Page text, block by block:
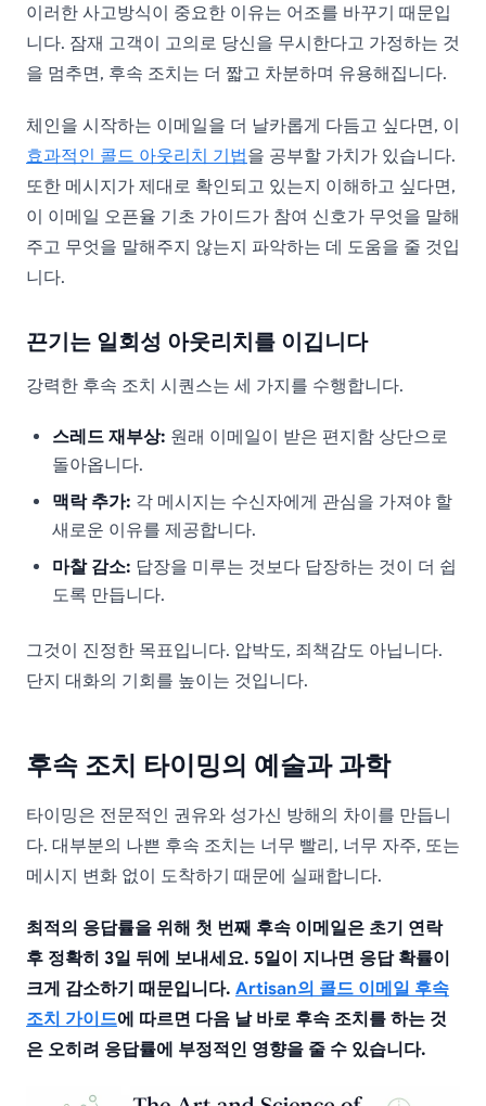
이러한 사고방식이 중요한 이유는 어조를 바꾸기 때문입
니다. 잠재 고객이 고의로 당신을 무시한다고 가정하는 것
을 멈추면, 후속 조치는 더 짧고 차분하며 유용해집니다.
체인을 시작하는 이메일을 더 날카롭게 다듬고 싶다면, 이
효과적인 콜드 아웃리치 기법을 공부할 가치가 있습니다.
또한 메시지가 제대로 확인되고 있는지 이해하고 싶다면,
이 이메일 오픈율 기초 가이드가 참여 신호가 무엇을 말해
주고 무엇을 말해주지 않는지 파악하는 데 도움을 줄 것입
니다.
끈기는 일회성 아웃리치를 이깁니다
강력한 후속 조치 시퀀스는 세 가지를 수행합니다.
스레드 재부상: 원래 이메일이 받은 편지함 상단으로
돌아옵니다.
맥락 추가: 각 메시지는 수신자에게 관심을 가져야 할
새로운 이유를 제공합니다.
마찰 감소: 답장을 미루는 것보다 답장하는 것이 더 쉽
도록 만듭니다.
그것이 진정한 목표입니다. 압박도, 죄책감도 아닙니다.
단지 대화의 기회를 높이는 것입니다.
후속 조치 타이밍의 예술과 과학
타이밍은 전문적인 권유와 성가신 방해의 차이를 만듭니
다. 대부분의 나쁜 후속 조치는 너무 빨리, 너무 자주, 또는
메시지 변화 없이 도착하기 때문에 실패합니다.
최적의 응답률을 위해 첫 번째 후속 이메일은 초기 연락
후 정확히 3일 뒤에 보내세요. 5일이 지나면 응답 확률이
크게 감소하기 때문입니다. Artisan의 콜드 이메일 후속
조치 가이드에 따르면 다음 날 바로 후속 조치를 하는 것
은 오히려 응답률에 부정적인 영향을 줄 수 있습니다.